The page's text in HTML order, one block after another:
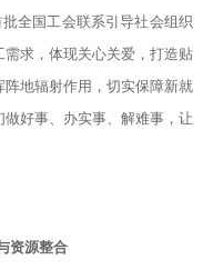
全国工会联系引导社会组织
求，体现关心关爱，打造贴
地辐射作用，切实保障新就
好事、办实事、解难事，让
资源整合